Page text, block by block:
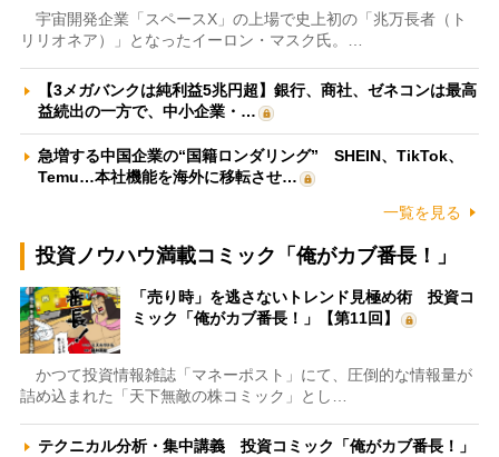
宇宙開発企業「スペースX」の上場で史上初の「兆万長者（ト
リリオネア）」となったイーロン・マスク氏。…
【3メガバンクは純利益5兆円超】銀行、商社、ゼネコンは最高
益続出の一方で、中小企業・…
急増する中国企業の“国籍ロンダリング” SHEIN、TikTok、
Temu…本社機能を海外に移転させ…
一覧を見る
投資ノウハウ満載コミック「俺がカブ番長！」
「売り時」を逃さないトレンド見極め術 投資コ
ミック「俺がカブ番長！」【第11回】
かつて投資情報雑誌「マネーポスト」にて、圧倒的な情報量が
詰め込まれた「天下無敵の株コミック」とし…
テクニカル分析・集中講義 投資コミック「俺がカブ番長！」